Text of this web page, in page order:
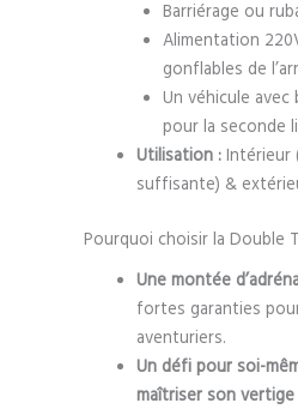
Barriérage ou
Alimentation
gonflables de
Un véhicule avec
pour la seconde
Utilisation :Intérieur
suffisante) &
Pourquoi choisir la Double
Une montée
fortes garanties
aventuriers.
Un défi pour soi-
maîtriser son